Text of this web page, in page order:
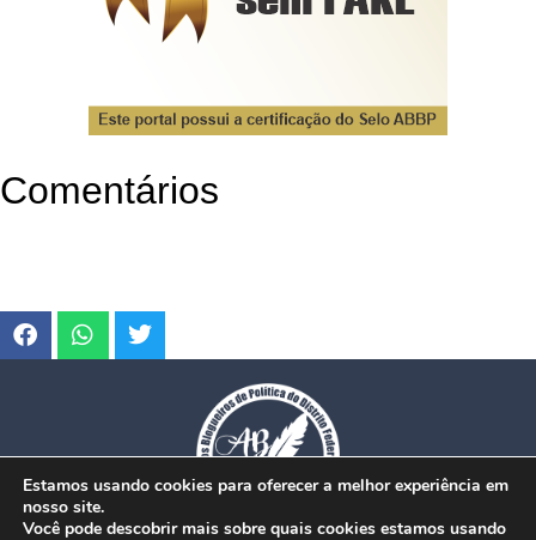
Comentários
Estamos usando cookies para oferecer a melhor experiência em
nosso site.
Você pode descobrir mais sobre quais cookies estamos usando